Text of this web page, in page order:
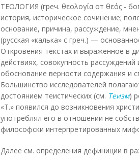
ТЕОЛОГИЯ (греч. θεολογία от θεός -
история, историческое сочинение;
основание, причина, рассуждение,
(русская «калька» с греч.) —
Откровения текстах и выраженное в
действиях, совокупность
обоснование верности содержания и
Большинство исследователей
достоянием теистических (см. Теизм)
«Т.» появился до возникновения
употреблял его в отношении не
философски интерпретированных
Далее см. определения дефиниции в